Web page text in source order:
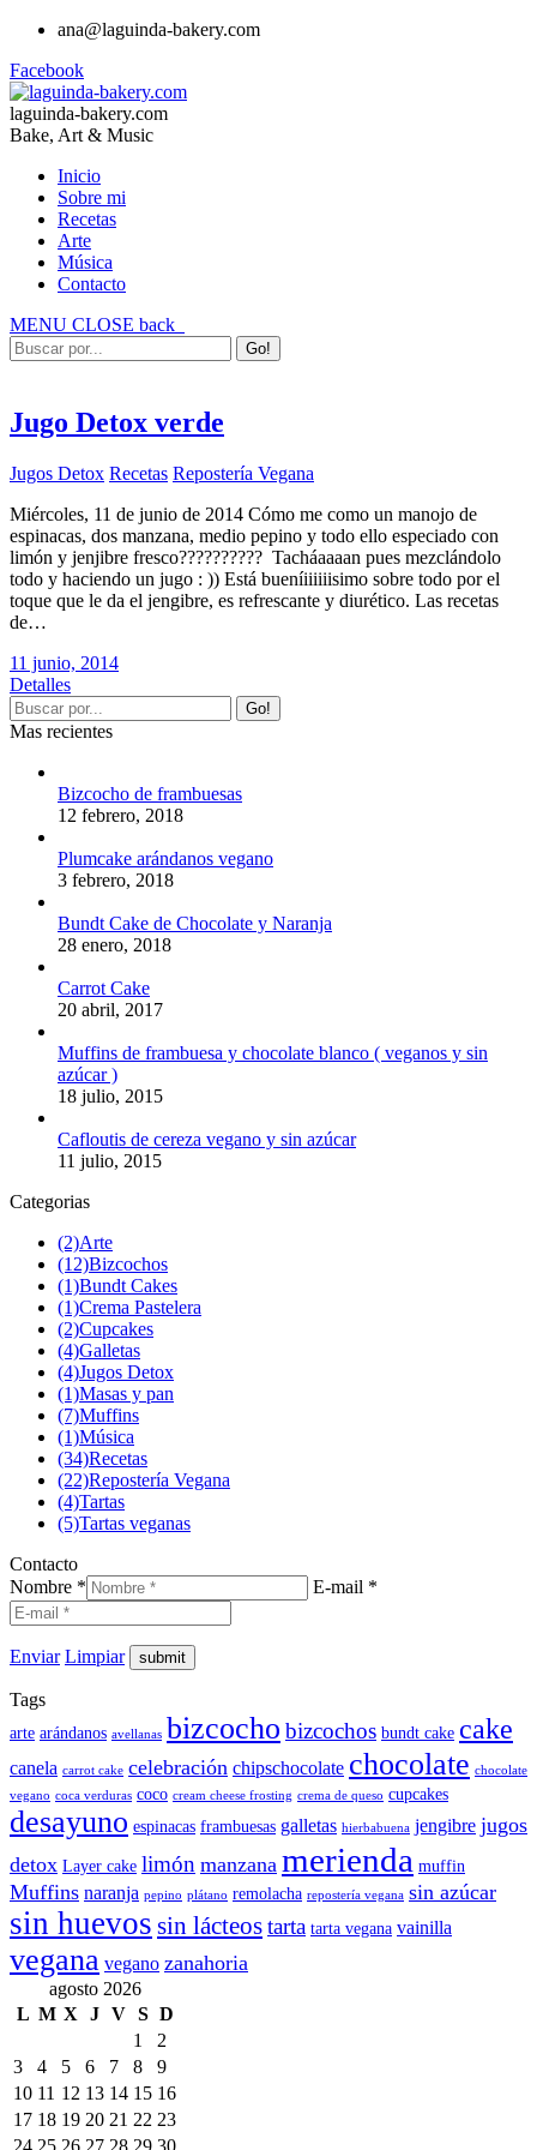
ana@laguinda-bakery.com
Facebook
laguinda-bakery.com
Bake, Art & Music
Inicio
Sobre mi
Recetas
Arte
Música
Contacto
MENU CLOSE back
Jugo Detox verde
Jugos Detox Recetas Repostería Vegana
Miércoles, 11 de junio de 2014 Cómo me como un manojo de
espinacas, dos manzana, medio pepino y todo ello especiado con
limón y jenjibre fresco?????????? Tacháaaaan pues mezclándolo
todo y haciendo un jugo : )) Está bueníiiiiiisimo sobre todo por el
toque que le da el jengibre, es refrescante y diurético. Las recetas
de…
11 junio, 2014
Detalles
Mas recientes
Bizcocho de frambuesas
12 febrero, 2018
Plumcake arándanos vegano
3 febrero, 2018
Bundt Cake de Chocolate y Naranja
28 enero, 2018
Carrot Cake
20 abril, 2017
Muffins de frambuesa y chocolate blanco ( veganos y sin
azúcar )
18 julio, 2015
Cafloutis de cereza vegano y sin azúcar
11 julio, 2015
Categorias
(2)Arte
(12)Bizcochos
(1)Bundt Cakes
(1)Crema Pastelera
(2)Cupcakes
(4)Galletas
(4)Jugos Detox
(1)Masas y pan
(7)Muffins
(1)Música
(34)Recetas
(22)Repostería Vegana
(4)Tartas
(5)Tartas veganas
Contacto
Nombre *
E-mail *
Enviar Limpiar
Tags
arte arándanos avellanas bizcocho bizcochos bundt cake cake
canela carrot cake celebración chipschocolate chocolate chocolate
vegano coca verduras coco cream cheese frosting crema de queso cupcakes
desayuno espinacas frambuesas galletas hierbabuena jengibre jugos
detox Layer cake limón manzana merienda muffin
Muffins naranja pepino plátano remolacha repostería vegana sin azúcar
sin huevos sin lácteostarta tarta vegana vainilla
vegana vegano zanahoria
agosto 2026
L M X J V S D
1
2
3
4 5 6 7 8
9
10 11 12 13 14 15 16
17 18 19 20 21 22 23
24 25 26 27 28 29 30